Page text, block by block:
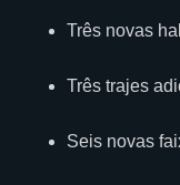
Três novas
Três trajes
Seis novas